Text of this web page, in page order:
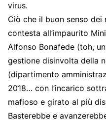
virus.
Ciò che il buon senso
contesta all’impaurito
Alfonso Bonafede (toh,
gestione disinvolta della
(dipartimento
2018… con l’incarico
mafioso e girato al più
Basterebbe e